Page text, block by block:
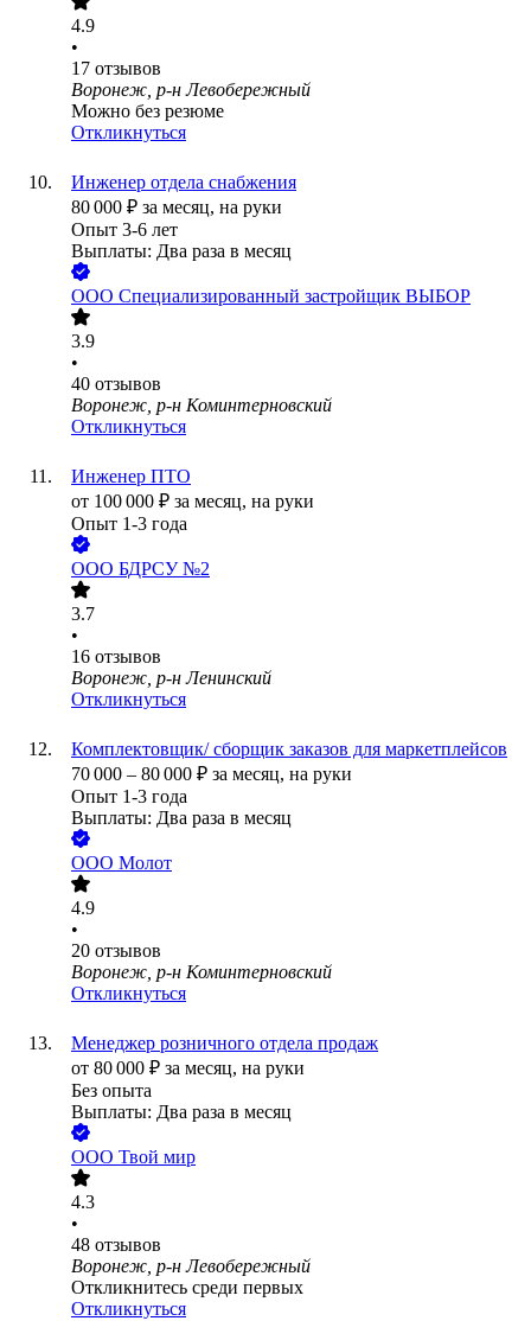
4.9
•
17 отзывов
Воронеж, р-н Левобережный
Можно без резюме
Откликнуться
Инженер отдела снабжения
80 000 ₽ за месяц, на руки
Опыт 3-6 лет
Выплаты: Два раза в месяц
ООО Специализированный застройщик ВЫБОР
3.9
•
40 отзывов
Воронеж, р-н Коминтерновский
Откликнуться
Инженер ПТО
от 100 000 ₽ за месяц, на руки
Опыт 1-3 года
ООО БДРСУ №2
3.7
•
16 отзывов
Воронеж, р-н Ленинский
Откликнуться
Комплектовщик/ сборщик заказов для маркетплейсов
70 000 – 80 000 ₽ за месяц, на руки
Опыт 1-3 года
Выплаты: Два раза в месяц
ООО Молот
4.9
•
20 отзывов
Воронеж, р-н Коминтерновский
Откликнуться
Менеджер розничного отдела продаж
от 80 000 ₽ за месяц, на руки
Без опыта
Выплаты: Два раза в месяц
ООО Твой мир
4.3
•
48 отзывов
Воронеж, р-н Левобережный
Откликнитесь среди первых
Откликнуться